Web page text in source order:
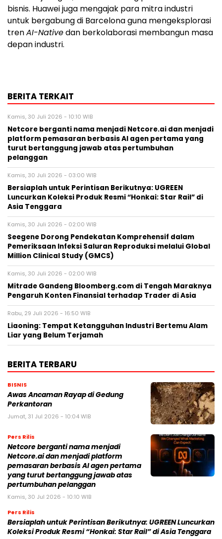
bisnis. Huawei juga mengajak para mitra industri
untuk bergabung di Barcelona guna mengeksplorasi
trenAI-Nativedan berkolaborasi membangun masa
depan industri.
BERITA TERKAIT
Kamis, 30 Juli 2026 - 10:10 WIB
Netcore berganti nama menjadi Netcore.ai dan menjadi
platform pemasaran berbasis AI agen pertama yang
turut bertanggung jawab atas pertumbuhan
pelanggan
Kamis, 30 Juli 2026 - 03:00 WIB
Bersiaplah untuk Perintisan Berikutnya: UGREEN
Luncurkan Koleksi Produk Resmi “Honkai: Star Rail” di
Asia Tenggara
Kamis, 30 Juli 2026 - 02:00 WIB
Seegene Dorong Pendekatan Komprehensif dalam
Pemeriksaan Infeksi Saluran Reproduksi melalui Global
Million Clinical Study (GMCS)
Kamis, 30 Juli 2026 - 02:00 WIB
Mitrade Gandeng Bloomberg.com di Tengah Maraknya
Pengaruh Konten Finansial terhadap Trader di Asia
Rabu, 29 Juli 2026 - 16:50 WIB
Liaoning: Tempat Ketangguhan Industri Bertemu Alam
Liar yang Belum Terjamah
BERITA TERBARU
BISNIS
Awas Ancaman Rayap di Gedung
Perkantoran
Jumat, 31 Jul 2026 - 10:04 WIB
Pers Rilis
Netcore berganti nama menjadi
Netcore.ai dan menjadi platform
pemasaran berbasis AI agen pertama
yang turut bertanggung jawab atas
pertumbuhan pelanggan
Kamis, 30 Jul 2026 - 10:10 WIB
Pers Rilis
Bersiaplah untuk Perintisan Berikutnya: UGREEN Luncurkan
Koleksi Produk Resmi “Honkai: Star Rail” di Asia Tenggara